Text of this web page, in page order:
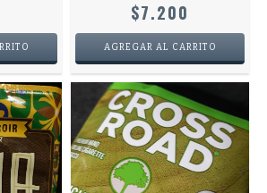
$7.200